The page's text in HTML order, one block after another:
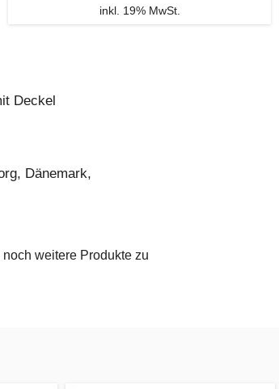
inkl. 19% MwSt.
Deckel
Dänemark,
weitere Produkte zu